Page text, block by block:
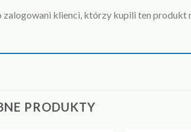
zalogowani klienci, którzy kupili ten produkt
PRODUKTY